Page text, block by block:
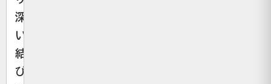
深
い
結
び